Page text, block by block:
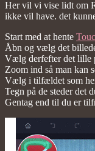
Her vil vi vise lidt om
ikke vil have. det
Start med at hente
Åbn og vælg det
Vælg derfefter det lille
Zoom ind så man kan
Vælg i tilfældet som
Tegn på de steder det
Gentag end til du er